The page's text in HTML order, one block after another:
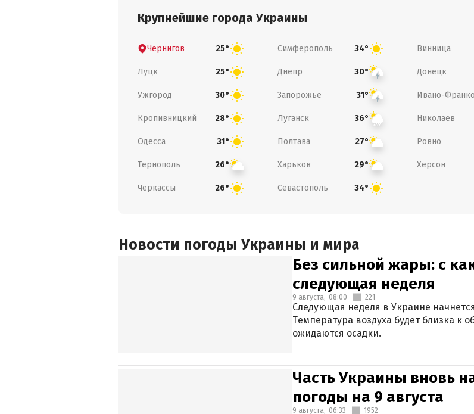
Крупнейшие города Украины
Чернигов 25° Симферополь 34° Винница
Луцк 25° Днепр 30° Донецк
Ужгород 30° Запорожье 31° Ивано-
Кропивницкий 28° Луганск 36° Николаев
Одесса 31° Полтава 27° Ровно
Тернополь 26° Харьков 29° Херсон
Черкассы 26° Севастополь 34°
Новости погоды Украины и мира
Без сильной жары: с
следующая неделя
9 августа, 08:00 221
Следующая неделя в Украине
Температура воздуха будет близка к
ожидаются осадки.
Часть Украины вновь
погоды на 9 августа
9 августа, 06:33 1952